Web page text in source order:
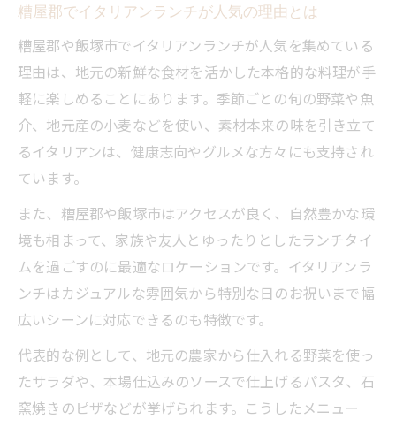
糟屋郡でイタリアンランチが人気の理由とは
糟屋郡や飯塚市でイタリアンランチが人気を集めている
理由は、地元の新鮮な食材を活かした本格的な料理が手
軽に楽しめることにあります。季節ごとの旬の野菜や魚
介、地元産の小麦などを使い、素材本来の味を引き立て
るイタリアンは、健康志向やグルメな方々にも支持され
ています。
また、糟屋郡や飯塚市はアクセスが良く、自然豊かな環
境も相まって、家族や友人とゆったりとしたランチタイ
ムを過ごすのに最適なロケーションです。イタリアンラ
ンチはカジュアルな雰囲気から特別な日のお祝いまで幅
広いシーンに対応できるのも特徴です。
代表的な例として、地元の農家から仕入れる野菜を使っ
たサラダや、本場仕込みのソースで仕上げるパスタ、石
窯焼きのピザなどが挙げられます。こうしたメニュー